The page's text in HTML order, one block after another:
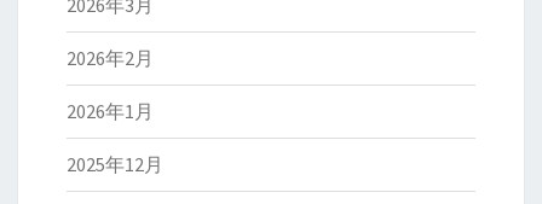
2026年3月
2026年2月
2026年1月
2025年12月